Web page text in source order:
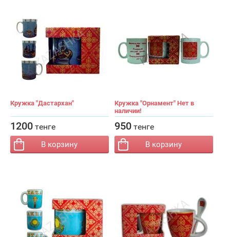
Кружка "Дастархан"
Кол-во:
1200 тенге
В корзину
Кружка "Орнамент" Нет в
наличии!
Кол-во:
950 тенге
В корзину